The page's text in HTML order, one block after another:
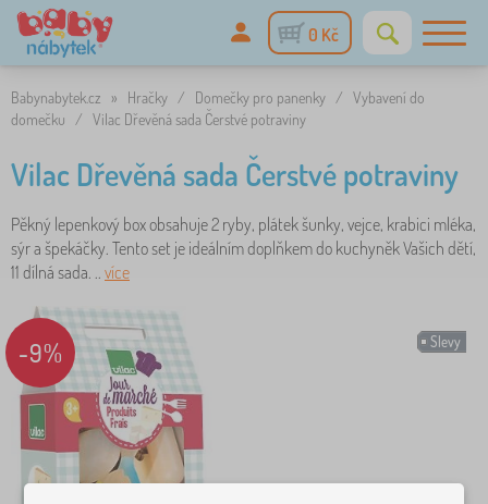
0 Kč
Babynabytek.cz » Hračky / Domečky pro panenky / Vybavení do
domečku
/ Vilac Dřevěná sada Čerstvé potraviny
Vilac Dřevěná sada Čerstvé potraviny
Pěkný lepenkový box obsahuje 2 ryby, plátek šunky, vejce, krabici mléka,
sýr a špekáčky. Tento set je ideálním doplňkem do kuchyněk Vašich dětí,
11 dílná sada. .. více
Slevy
-9%